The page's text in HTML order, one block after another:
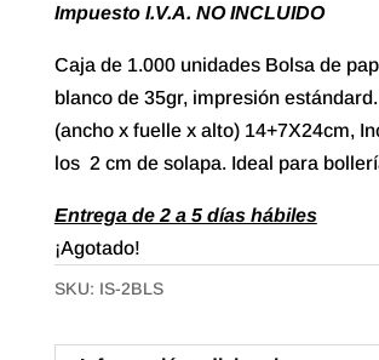
Impuesto I.V.A. NO INCLUIDO
Caja de 1.000 unidades Bolsa de
blanco de 35gr, impresión
(ancho x fuelle x alto) 14+7X24cm,
los 2 cm de solapa. Ideal para
Entrega de 2 a 5 días hábiles
¡Agotado!
SKU: IS-2BLS